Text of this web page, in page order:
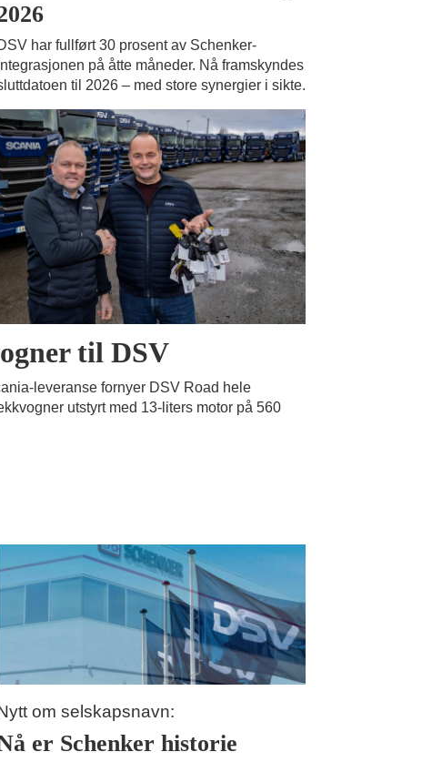
har fullført 30 prosent av Schenker-
på åtte måneder. Nå framskyndes
til 2026 – med store synergier i sikte.
til DSV
leveranse fornyer DSV Road hele
utstyrt med 13-liters motor på 560
om selskapsnavn:
er Schenker historie